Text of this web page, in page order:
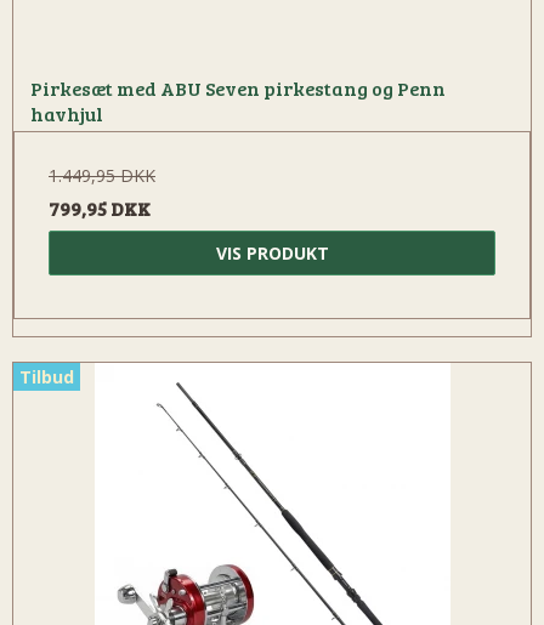
Pirkesæt med ABU Seven pirkestang og Penn
havhjul
1.449,95 DKK
799,95 DKK
VIS PRODUKT
Tilbud